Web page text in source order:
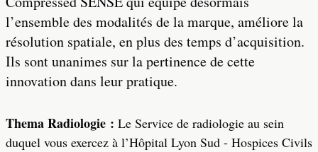
l’ensemble des modalités de la marque, améliore la
résolution spatiale, en plus des temps d’acquisition.
Ils sont unanimes sur la pertinence de cette
innovation dans leur pratique.
Thema Radiologie : Le Service de radiologie au sein
duquel vous exercez à l’Hôpital Lyon Sud - Hospices Civils